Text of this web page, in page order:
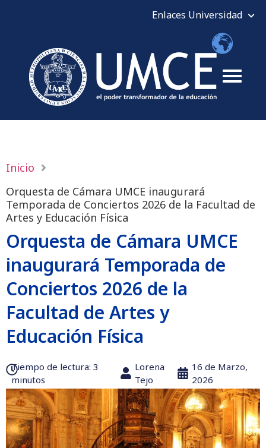
Inicio
Orquesta de Cámara UMCE inaugurará
Temporada de Conciertos 2026 de la Facultad de
Artes y Educación Física
Orquesta de Cámara UMCE
inaugurará Temporada de
Conciertos 2026 de la
Facultad de Artes y
Educación Física
Tiempo de lectura:‎ 3
minutos
Lorena
Tejo
16 de Marzo,
2026